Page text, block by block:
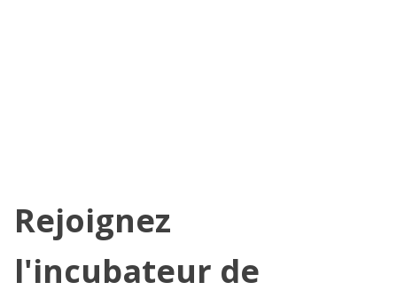
Rejoignez
l'incubateur de